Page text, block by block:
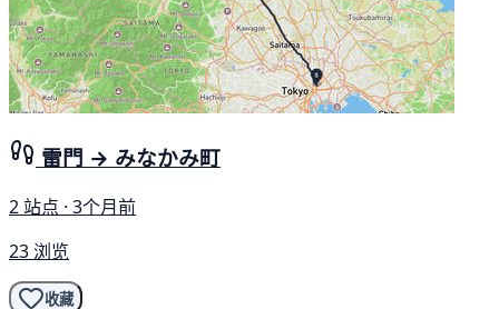
雷門 → みなかみ町
2 站点 · 3个月前
23 浏览
收藏